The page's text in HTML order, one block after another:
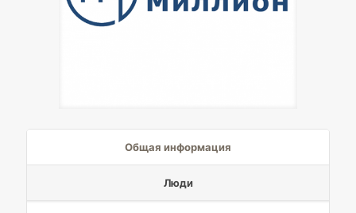
Общая информация
Люди